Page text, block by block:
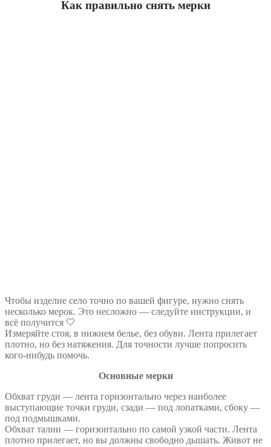
Как правильно снять мерки
Чтобы изделие село точно по вашей фигуре, нужно снять
несколько мерок. Это несложно — следуйте инструкции, и
всё получится 🤍
Измеряйте стоя, в нижнем белье, без обуви. Лента прилегает
плотно, но без натяжения. Для точности лучше попросить
кого-нибудь помочь.
Основные мерки
Обхват груди — лента горизонтально через наиболее
выступающие точки груди, сзади — под лопатками, сбоку —
под подмышками.
Обхват талии — горизонтально по самой узкой части. Лента
плотно прилегает, но вы должны свободно дышать. Живот не